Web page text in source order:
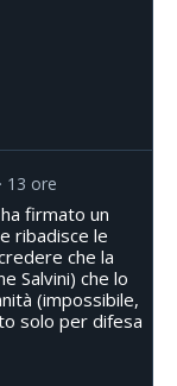
13 ore
firmato un
ribadisce le
che la
Salvini) che lo
(impossibile,
solo per difesa